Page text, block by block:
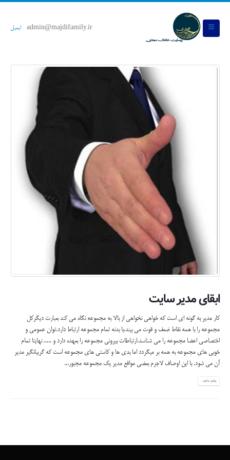
admin@majdifamily.ir ایمیل
ابقای مدیر سایت
کار مدیر به گونه ای است که خواهی نخواهی از بالا به مجموعه نگاه می کند بعبارت دیگرکل
مجموعه را با همه نقاط ضعف و قوت می بیند،با بدنه تمام مجموعه ارتباط دارد،توان عمومی و
اختصاصی اعضا مجموعه را می شناسد،ارتباطات بیرونی مجموعه را بعهده دارد و ..... نهایتا تمام
خوبی های مجموعه به همه بر میگردد اما بدی ها و کاستی های مجموعه است که گریبانگیر مدیر
آن می شود. با این اوصاف لاجرم بعضی مواقع مدیر یک مجموعه مجبور...
بیشتر بدانید...